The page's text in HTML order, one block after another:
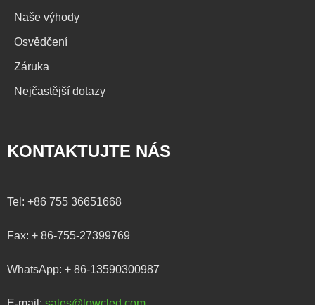
Naše výhody
Osvědčení
Záruka
Nejčastější dotazy
KONTAKTUJTE NÁS
Tel: +86 755 36651668
Fax: + 86-755-27399769
WhatsApp: + 86-13590300987